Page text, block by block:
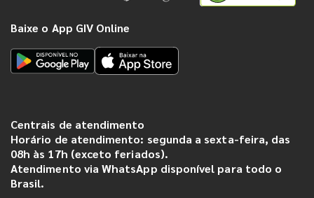
Baixe o App GIV Online
Centrais de atendimento
Horário de atendimento: segunda a sexta-feira, das
08h às 17h (exceto feriados).
Atendimento via WhatsApp disponível para todo o
Brasil.